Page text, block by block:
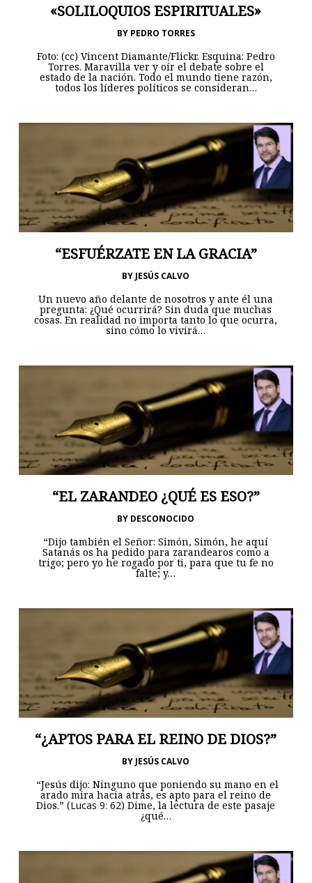
«SOLILOQUIOS ESPIRITUALES»
BY PEDRO TORRES
Foto: (cc) Vincent Diamante/Flickr. Esquina: Pedro
Torres. Maravilla ver y oír el debate sobre el
estado de la nación. Todo el mundo tiene razón,
todos los líderes políticos se consideran…
“ESFUÉRZATE EN LA GRACIA”
BY JESÚS CALVO
Un nuevo año delante de nosotros y ante él una
pregunta: ¿Qué ocurrirá? Sin duda que muchas
cosas. En realidad no importa tanto lo que ocurra,
sino cómo lo vivirá…
“EL ZARANDEO ¿QUÉ ES ESO?”
BY DESCONOCIDO
“Dijo también el Señor: Simón, Simón, he aquí
Satanás os ha pedido para zarandearos como a
trigo; pero yo he rogado por ti, para que tu fe no
falte; y…
“¿APTOS PARA EL REINO DE DIOS?”
BY JESÚS CALVO
“Jesús dijo: Ninguno que poniendo su mano en el
arado mira hacia atrás, es apto para el reino de
Dios.” (Lucas 9: 62) Dime, la lectura de este pasaje
¿qué…